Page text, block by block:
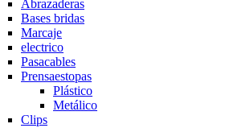
Abrazaderas
Bases bridas
Marcaje
electrico
Pasacables
Prensaestopas
Plástico
Metálico
Clips